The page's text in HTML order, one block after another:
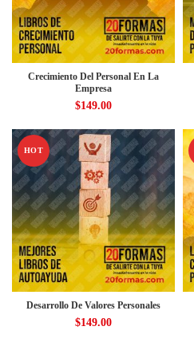
Crecimiento Del Personal En La
Empresa
$149.00
HOT
Desarrollo De Valores Personales
$149.00